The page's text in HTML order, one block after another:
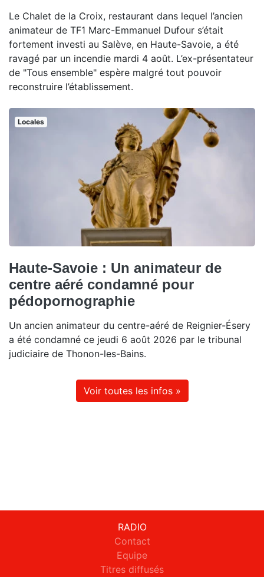
Le Chalet de la Croix, restaurant dans lequel l’ancien
animateur de TF1 Marc-Emmanuel Dufour s’était
fortement investi au Salève, en Haute-Savoie, a été
ravagé par un incendie mardi 4 août. L’ex-présentateur
de "Tous ensemble" espère malgré tout pouvoir
reconstruire l’établissement.
Locales
Haute-Savoie : Un animateur de
centre aéré condamné pour
pédopornographie
Un ancien animateur du centre-aéré de Reignier-Ésery
a été condamné ce jeudi 6 août 2026 par le tribunal
judiciaire de Thonon-les-Bains.
Voir toutes les infos »
RADIO
Contact
Equipe
Titres diffusés